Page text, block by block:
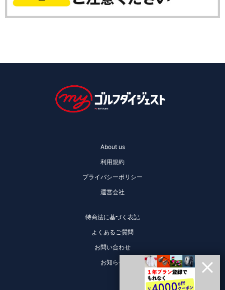
About us
利用規約
プライバシーポリシー
運営会社
特商法に基づく表記
よくあるご質問
お問い合わせ
お知らせ